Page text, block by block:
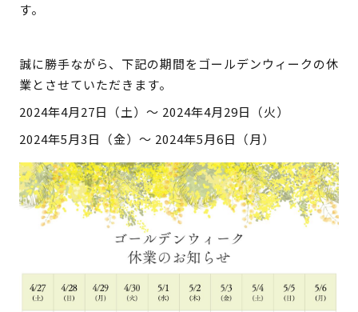
総務・経理・採用窓口
097-592-4141
す。
誠に勝手ながら、下記の期間をゴールデンウィークの休
業とさせていただきます。
2024年4月27日（土）～ 2024年4月29日（火）
2024年5月3日（金）～ 2024年5月6日（月）